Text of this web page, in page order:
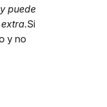
puede
Si
y no